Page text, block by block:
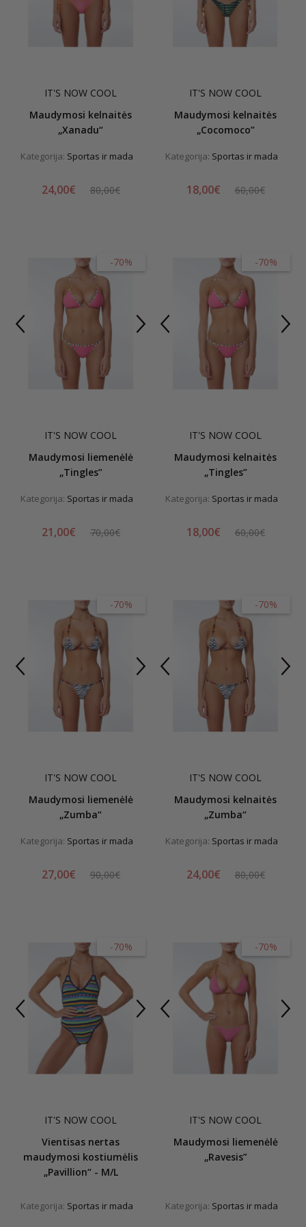
IT'S NOW COOL
Maudymosi kelnaitės
„Xanadu“
Kategorija: Sportas ir mada
24,00€ 80,00€
IT'S NOW COOL
Maudymosi kelnaitės
„Cocomoco”
Kategorija: Sportas ir mada
18,00€ 60,00€
-70%
IT'S NOW COOL
Maudymosi liemenėlė
„Tingles”
Kategorija: Sportas ir mada
21,00€ 70,00€
-70%
IT'S NOW COOL
Maudymosi kelnaitės
„Tingles”
Kategorija: Sportas ir mada
18,00€ 60,00€
-70%
IT'S NOW COOL
Maudymosi liemenėlė
„Zumba“
Kategorija: Sportas ir mada
27,00€ 90,00€
-70%
IT'S NOW COOL
Maudymosi kelnaitės
„Zumba“
Kategorija: Sportas ir mada
24,00€ 80,00€
-70%
IT'S NOW COOL
Vientisas nertas
maudymosi kostiumėlis
„Pavillion“ - M/L
Kategorija: Sportas ir mada
-70%
IT'S NOW COOL
Maudymosi liemenėlė
„Ravesis”
Kategorija: Sportas ir mada